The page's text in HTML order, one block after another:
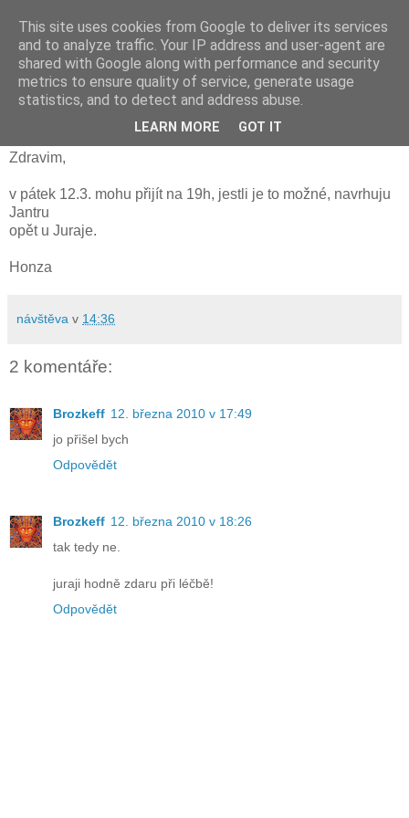
středa 10. března 2010
Zdravim,
v pátek 12.3. mohu přijít na 19h, jestli je to možné, navrhuju
Jantru
opět u Juraje.
Honza
návštěva v 14:36
2 komentáře:
Brozkeff 12. března 2010 v 17:49
jo přišel bych
Odpovědět
Brozkeff 12. března 2010 v 18:26
tak tedy ne.
juraji hodně zdaru při léčbě!
Odpovědět
This site uses cookies from Google to deliver its services
and to analyze traffic. Your IP address and user-agent are
shared with Google along with performance and security
metrics to ensure quality of service, generate usage
statistics, and to detect and address abuse.
LEARN MORE GOT IT